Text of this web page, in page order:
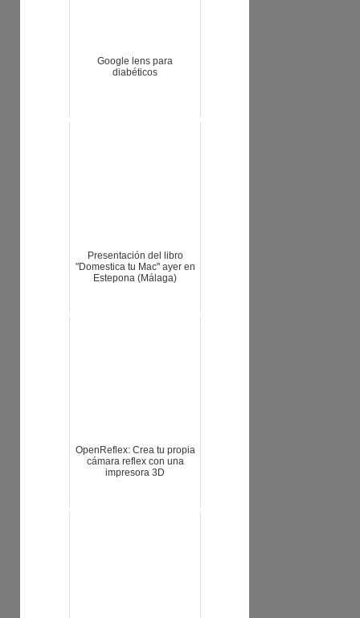
Google lens para
diabéticos
Presentación del libro
"Domestica tu Mac" ayer en
Estepona (Málaga)
OpenReflex: Crea tu propia
cámara reflex con una
impresora 3D